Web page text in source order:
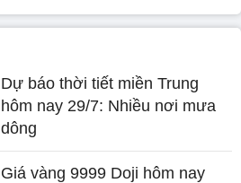
Dự báo thời tiết miền Trung
hôm nay 29/7: Nhiều nơi mưa
dông
Giá vàng 9999 Doji hôm nay